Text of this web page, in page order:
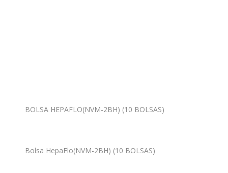
BOLSA HEPAFLO(NVM-2BH) (10 BOLSAS)
Bolsa HepaFlo(NVM-2BH) (10 BOLSAS)